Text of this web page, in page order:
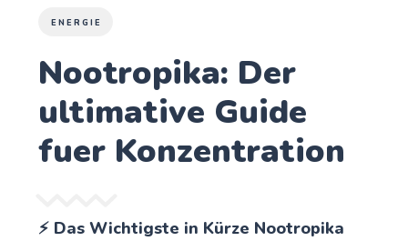
ENERGIE
Nootropika: Der
ultimative Guide
fuer Konzentration
⚡ Das Wichtigste in Kürze Nootropika